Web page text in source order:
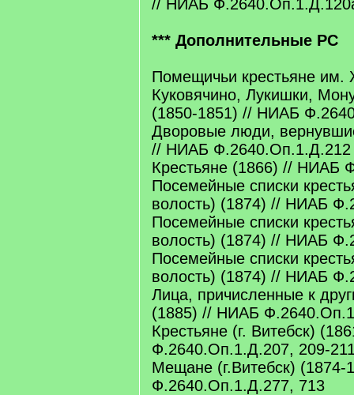
// НИАБ
*** Дополнительные РС
Помещичьи крестьяне им.
Куковячино, Лукишки,
(1850-1851) // НИАБ
Дворовые люди,
// НИАБ Ф.2640.Оп.1.Д.212
Крестьяне (1866) // НИАБ
Посемейные списки
волость) (1874) // НИАБ
Посемейные списки
волость) (1874) // НИАБ
Посемейные списки
волость) (1874) // НИАБ
Лица, причисленные к
(1885) // НИАБ
Крестьяне (г. Витебск)
Ф.2640.Оп.1.Д.207, 209-
Мещане (г.Витебск)
Ф.2640.Оп.1.Д.277, 713